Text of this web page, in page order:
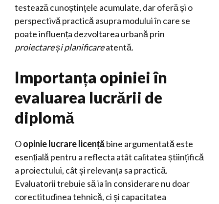
testează cunoștințele acumulate, dar oferă și o
perspectivă practică asupra modului în care se
poate influența dezvoltarea urbană prin
proiectare și planificareatentă.
Importanța opiniei în
evaluarea lucrării de
diplomă
Oopinie lucrare licențăbine argumentată este
esențială pentru a reflecta atât calitatea științifică
a proiectului, cât și relevanța sa practică.
Evaluatorii trebuie să ia în considerare nu doar
corectitudinea tehnică, ci și capacitatea